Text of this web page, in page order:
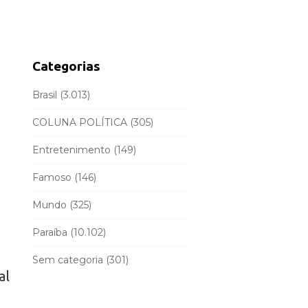
a
f
r
Categorias
Brasil (3.013)
COLUNA POLÍTICA (305)
Entretenimento (149)
Famoso (146)
Mundo (325)
Paraíba (10.102)
Sem categoria (301)